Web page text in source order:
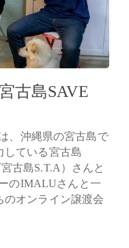
古島SAVE
、沖縄県の宮古島で
している宮古島
古島S.T.A）さんと
のIMALUさんと一
のオンライン譲渡会